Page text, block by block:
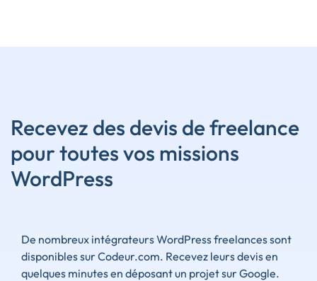
Recevez des devis de freelance
pour toutes vos missions
WordPress
De nombreux intégrateurs WordPress freelances sont
disponibles sur Codeur.com. Recevez leurs devis en
quelques minutes en déposant un projet sur Google.